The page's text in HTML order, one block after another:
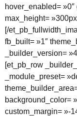
hover_enabled=
max_height=
[/
fb_built= »1″
_builder_version=
[et_pb_row
_module_preset=
background_color=
custom_margin= »-